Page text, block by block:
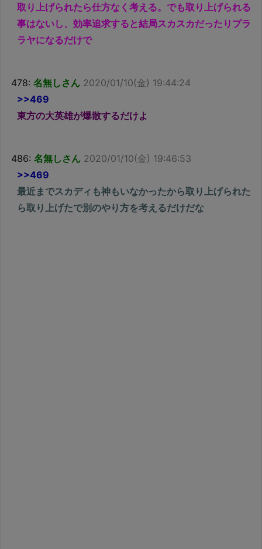
取り上げられたら仕方なく考える。でも取り上げられる
事はないし、効率追求すると結局スカスカだったりプラ
ラヤになるだけで
478: 名無しさん 2020/01/10(金) 19:44:24
>>469
東方の大英雄が爆散するだけよ
486: 名無しさん 2020/01/10(金) 19:46:53
>>469
最近までスカディも神もいなかったから取り上げられた
ら取り上げたで別のやり方を考えるだけだな